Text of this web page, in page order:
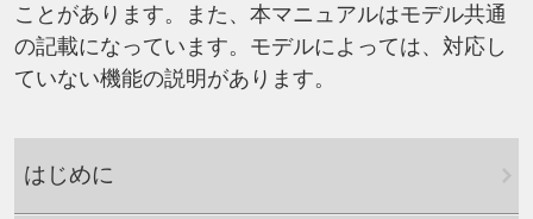
ことがあります。また、本マニュアルはモデル共通
の記載になっています。モデルによっては、対応し
ていない機能の説明があります。
はじめに